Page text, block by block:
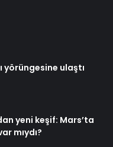
yörüngesine ulaştı
yeni keşif: Mars’ta
mıydı?